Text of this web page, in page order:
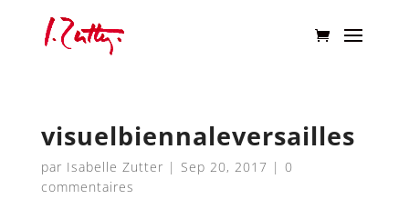
visuelbiennaleversailles
par Isabelle Zutter | Sep 20, 2017 | 0
commentaires